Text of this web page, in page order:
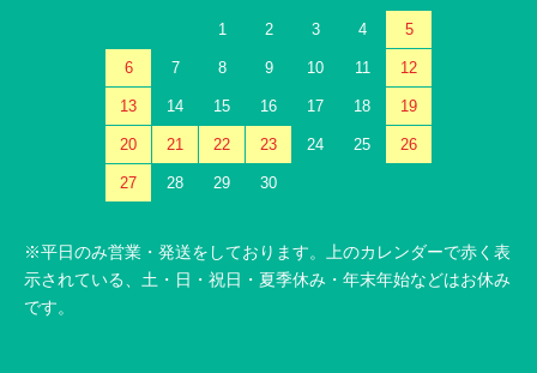
1 2 3 4 5
6 7 8 9 10 11 12
13 14 15 16 17 18 19
20 21 22 23 24 25 26
27 28 29 30
※平日のみ営業・発送をしております。上のカレンダーで赤く表
示されている、土・日・祝日・夏季休み・年末年始などはお休み
です。